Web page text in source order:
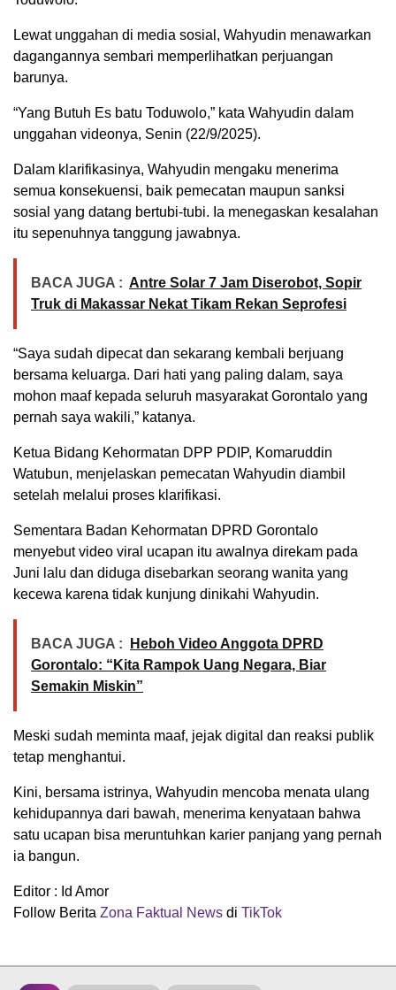
Lewat unggahan di media sosial, Wahyudin menawarkan
dagangannya sembari memperlihatkan perjuangan
barunya.
“Yang Butuh Es batu Toduwolo,” kata Wahyudin dalam
unggahan videonya, Senin (22/9/2025).
Dalam klarifikasinya, Wahyudin mengaku menerima
semua konsekuensi, baik pemecatan maupun sanksi
sosial yang datang bertubi-tubi. Ia menegaskan kesalahan
itu sepenuhnya tanggung jawabnya.
BACA JUGA : Antre Solar 7 Jam Diserobot, Sopir
Truk di Makassar Nekat Tikam Rekan Seprofesi
“Saya sudah dipecat dan sekarang kembali berjuang
bersama keluarga. Dari hati yang paling dalam, saya
mohon maaf kepada seluruh masyarakat Gorontalo yang
pernah saya wakili,” katanya.
Ketua Bidang Kehormatan DPP PDIP, Komaruddin
Watubun, menjelaskan pemecatan Wahyudin diambil
setelah melalui proses klarifikasi.
Sementara Badan Kehormatan DPRD Gorontalo
menyebut video viral ucapan itu awalnya direkam pada
Juni lalu dan diduga disebarkan seorang wanita yang
kecewa karena tidak kunjung dinikahi Wahyudin.
BACA JUGA :
Heboh Video Anggota DPRD
Gorontalo: “Kita Rampok Uang Negara, Biar
Semakin Miskin”
Meski sudah meminta maaf, jejak digital dan reaksi publik
tetap menghantui.
Kini, bersama istrinya, Wahyudin mencoba menata ulang
kehidupannya dari bawah, menerima kenyataan bahwa
satu ucapan bisa meruntuhkan karier panjang yang pernah
ia bangun.
Editor : Id Amor
Follow Berita Zona Faktual News di TikTok